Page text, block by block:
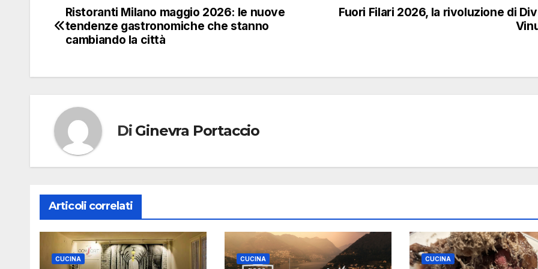
Navigazione
articoli
Fuori Filari 2026, la rivoluzione di
Ristoranti Milano maggio 2026: le nuove
tendenze gastronomiche che stanno
cambiando la città
Di Ginevra Portaccio
Articoli correlati
CUCINA CUCINA CUCINA